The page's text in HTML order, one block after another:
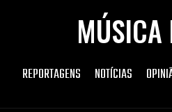
MÚSICA
REPORTAGENS NOTÍCIAS